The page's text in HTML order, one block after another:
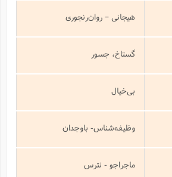
هیجانی – روان‌رنجوری
گستاخ، جسور
بی‌خیال
وظیفه‌شناس- باوجدان
ماجراجو - نترس